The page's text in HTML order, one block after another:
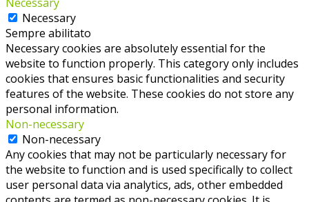
Necessary
Sempre abilitato
Necessary cookies are absolutely essential for the
website to function properly. This category only includes
cookies that ensures basic functionalities and security
features of the website. These cookies do not store any
personal information.
Non-necessary
Non-necessary
Any cookies that may not be particularly necessary for
the website to function and is used specifically to collect
user personal data via analytics, ads, other embedded